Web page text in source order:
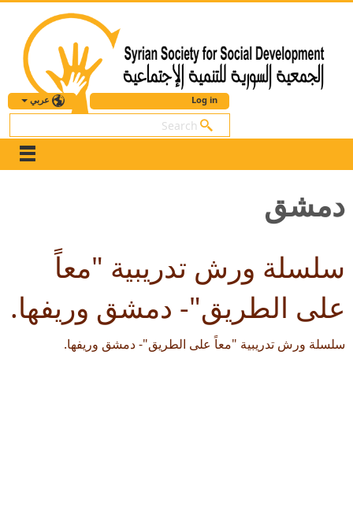
عربي Log in
بحث
دمشق
سلسلة ورش تدريبية "معاً
على الطريق"- دمشق وريفها.
سلسلة ورش تدريبية "معاً على الطريق"- دمشق وريفها.